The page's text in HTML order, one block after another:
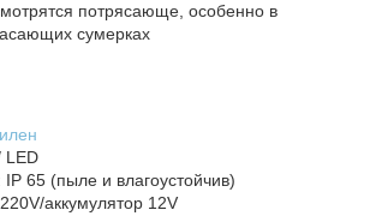
потрясающе, особенно в
сумерках
LED
65 (пыле и влагоустойчив)
аккумулятор 12V